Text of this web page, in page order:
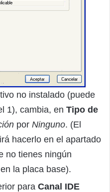
no instalado (puede
1), cambia, en Tipo de
por Ninguno. (El
hacerlo en el apartado
no tienes ningún
la placa base).
para Canal IDE